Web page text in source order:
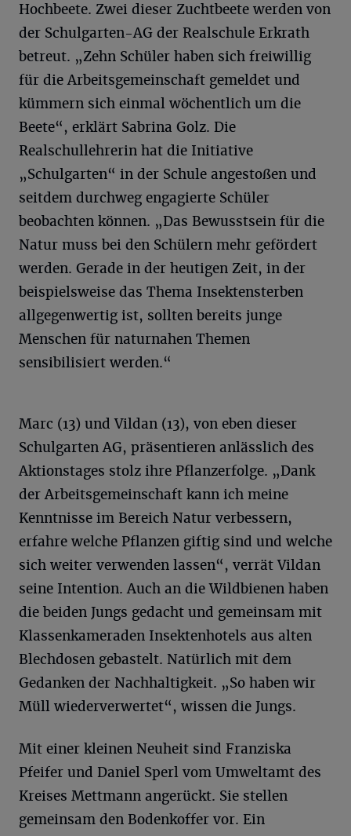
Hochbeete. Zwei dieser Zuchtbeete werden von
der Schulgarten-AG der Realschule Erkrath
betreut. „Zehn Schüler haben sich freiwillig
für die Arbeitsgemeinschaft gemeldet und
kümmern sich einmal wöchentlich um die
Beete“, erklärt Sabrina Golz. Die
Realschullehrerin hat die Initiative
„Schulgarten“ in der Schule angestoßen und
seitdem durchweg engagierte Schüler
beobachten können. „Das Bewusstsein für die
Natur muss bei den Schülern mehr gefördert
werden. Gerade in der heutigen Zeit, in der
beispielsweise das Thema Insektensterben
allgegenwertig ist, sollten bereits junge
Menschen für naturnahen Themen
sensibilisiert werden.“
Marc (13) und Vildan (13), von eben dieser
Schulgarten AG, präsentieren anlässlich des
Aktionstages stolz ihre Pflanzerfolge. „Dank
der Arbeitsgemeinschaft kann ich meine
Kenntnisse im Bereich Natur verbessern,
erfahre welche Pflanzen giftig sind und welche
sich weiter verwenden lassen“, verrät Vildan
seine Intention. Auch an die Wildbienen haben
die beiden Jungs gedacht und gemeinsam mit
Klassenkameraden Insektenhotels aus alten
Blechdosen gebastelt. Natürlich mit dem
Gedanken der Nachhaltigkeit. „So haben wir
Müll wiederverwertet“, wissen die Jungs.
Mit einer kleinen Neuheit sind Franziska
Pfeifer und Daniel Sperl vom Umweltamt des
Kreises Mettmann angerückt. Sie stellen
gemeinsam den Bodenkoffer vor. Ein